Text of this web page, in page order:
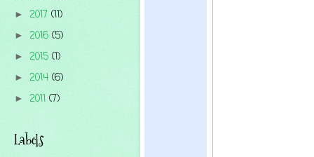
► 2017 (11)
► 2016 (5)
► 2015 (1)
► 2014 (6)
► 2011 (7)
Labels